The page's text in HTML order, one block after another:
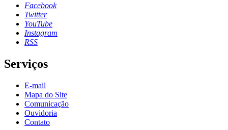
Facebook
Twitter
YouTube
Instagram
RSS
Serviços
E-mail
Mapa do Site
Comunicação
Ouvidoria
Contato